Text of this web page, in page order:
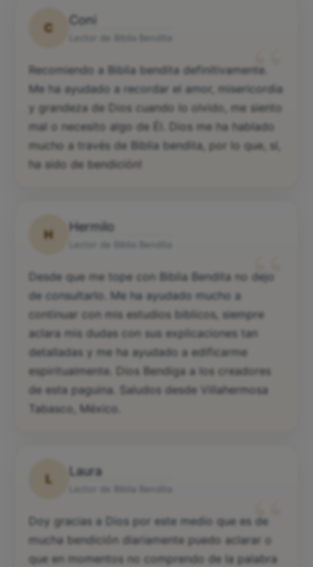
C
Coni
“
Recomiendo a Biblia bendita definitivamente.
Me ha ayudado a recordar el amor, misericordia
y grandeza de Dios cuando lo olvido, me siento
mal o necesito algo de Él. Dios me ha hablado
mucho a través de Biblia bendita, por lo que, sí,
ha sido de bendición!
H
Hermilo
“
Desde que me tope con Biblia Bendita no dejo
de consultarlo. Me ha ayudado mucho a
continuar con mis estudios biblicos, siempre
aclara mis dudas con sus explicaciones tan
detalladas y me ha ayudado a edificarme
espiritualmente. Dios Bendiga a los creadores
de esta paguina. Saludos desde Villahermosa
Tabasco, México.
L
Laura
“
Doy gracias a Dios por este medio que es de
mucha bendición diariamente puedo aclarar o
que en momentos no comprendo de la palabra